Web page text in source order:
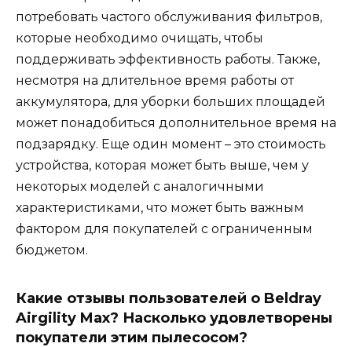
потребовать частого обслуживания фильтров,
которые необходимо очищать, чтобы
поддерживать эффективность работы. Также,
несмотря на длительное время работы от
аккумулятора, для уборки больших площадей
может понадобиться дополнительное время на
подзарядку. Еще один момент – это стоимость
устройства, которая может быть выше, чем у
некоторых моделей с аналогичными
характеристиками, что может быть важным
фактором для покупателей с ограниченным
бюджетом.
Какие отзывы пользователей о Beldray
Airgility Max? Насколько удовлетворены
покупатели этим пылесосом?